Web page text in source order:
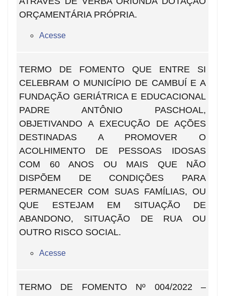
ORÇAMENTÁRIA PRÓPRIA.
Acesse
TERMO DE FOMENTO QUE ENTRE SI
CELEBRAM O MUNICÍPIO DE CAMBUÍ E A
FUNDAÇÃO GERIÁTRICA E EDUCACIONAL
PADRE ANTÔNIO PASCHOAL,
OBJETIVANDO A EXECUÇÃO DE AÇÕES
DESTINADAS A PROMOVER O
ACOLHIMENTO DE PESSOAS IDOSAS
COM 60 ANOS OU MAIS QUE NÃO
DISPÕEM DE CONDIÇÕES PARA
PERMANECER COM SUAS FAMÍLIAS, OU
QUE ESTEJAM EM SITUAÇÃO DE
ABANDONO, SITUAÇÃO DE RUA OU
OUTRO RISCO SOCIAL.
Acesse
TERMO DE FOMENTO Nº 004/2022 –